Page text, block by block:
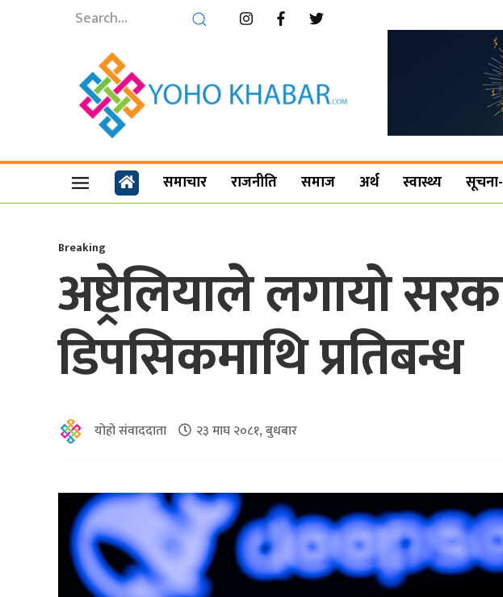
समाचार राजनीति समाज अर्थ स्वास्थ्य सूचना-
Breaking
अष्ट्रेलियाले लगायो
डिपसिकमाथि प्रतिबन्ध
योहो संवाददाता २३ माघ २०८१, बुधबार